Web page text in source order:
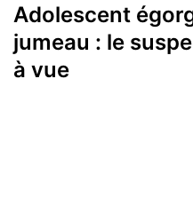
Adolescent
jumeau : le
à vue